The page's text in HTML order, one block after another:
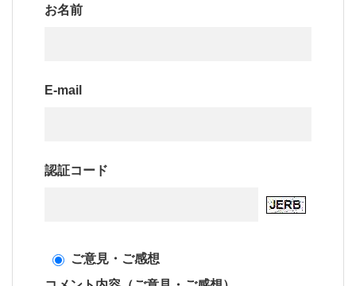
お名前
E-mail
認証コード
ご意見・ご感想